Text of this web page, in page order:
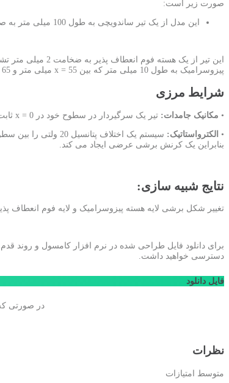
صورت زیر است:
این مدل از یک تیر ساندویچی به طول 100 میلی متر به صورت شکل زیر تشکیل شده است:
پیزوسرامیک به طول 10 میلی متر که بین x = 55 میلی متر و x = 65 میلی متر قرار دارد، جایگزین می کند. تیر یک سر گیردار در امتداد محور x سراسری جهت گیری شده است.
شرایط مرزی
• مکانیک جامدات: تیر یک سرگیردار در سطوح خود در x = 0 ثابت می شود. تمام سطوح دیگر آزاد هستند.
• الکترواستاتیک:
بنابراین یک کرنش برشی عرضی ایجاد می کند.
نتایج شبیه سازی:
تغییر شکل برشی لایه هسته پیزوسرامیک و لایه فوم انعطاف پذیر
دسترسی خواهید داشت.
فایل دانلود
در صورتی
نظرات
متوسط امتیازات